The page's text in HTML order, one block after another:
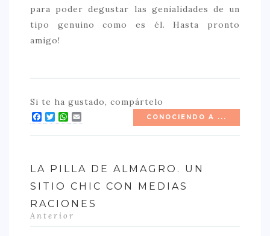
para poder degustar las genialidades de un
tipo genuino como es él. Hasta pronto
amigo!
Si te ha gustado, compártelo
Facebook
Twitter
WhatsApp CONOCIENDO A ...
LA PILLA DE ALMAGRO. UN
SITIO CHIC CON MEDIAS
RACIONES
Anterior